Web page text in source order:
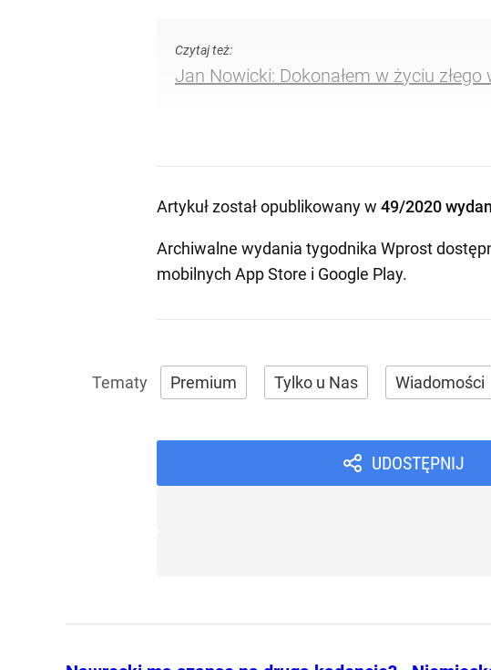
Czytaj też:
Jan Nowicki: Dokonałem w życiu
Artykuł został opublikowany w 49/2020
Archiwalne wydania tygodnika Wprost
mobilnych App Store i Google Play.
Premium Tylko u Nas Wiadomości
UDOSTĘPNIJ